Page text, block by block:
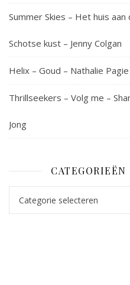
Summer Skies – Het huis aan
Schotse kust – Jenny Colgan
Helix – Goud – Nathalie Pagie
Thrillseekers – Volg me –
Jong
CATEGORIEËN